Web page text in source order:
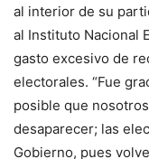
al interior de su
al Instituto Nacional
gasto excesivo de
electorales. “Fue
posible que
desaparecer; las
Gobierno, pues